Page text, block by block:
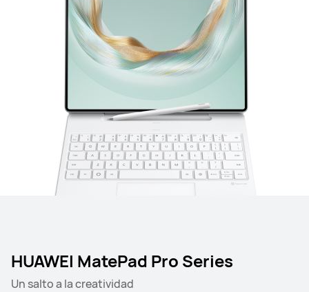
HUAWEI MatePad Pro Series
Un salto a la creatividad